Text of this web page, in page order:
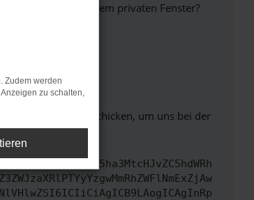
oder in einem privaten Fenster?
werden.
uns diesen Text schicken, um uns bei der
Zudem werden
zu schalten,